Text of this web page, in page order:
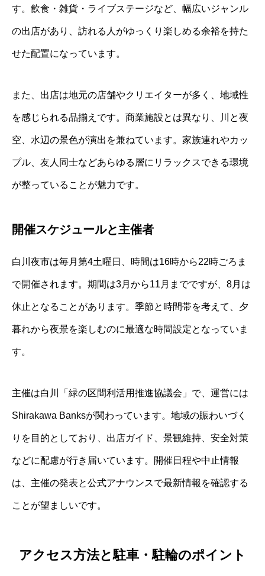
す。飲食・雑貨・ライブステージなど、幅広いジャンル
の出店があり、訪れる人がゆっくり楽しめる余裕を持た
せた配置になっています。
また、出店は地元の店舗やクリエイターが多く、地域性
を感じられる品揃えです。商業施設とは異なり、川と夜
空、水辺の景色が演出を兼ねています。家族連れやカッ
プル、友人同士などあらゆる層にリラックスできる環境
が整っていることが魅力です。
開催スケジュールと主催者
白川夜市は毎月第4土曜日、時間は16時から22時ごろま
で開催されます。期間は3月から11月までですが、8月は
休止となることがあります。季節と時間帯を考えて、夕
暮れから夜景を楽しむのに最適な時間設定となっていま
す。
主催は白川「緑の区間利活用推進協議会」で、運営には
Shirakawa Banksが関わっています。地域の賑わいづく
りを目的としており、出店ガイド、景観維持、安全対策
などに配慮が行き届いています。開催日程や中止情報
は、主催の発表と公式アナウンスで最新情報を確認する
ことが望ましいです。
アクセス方法と駐車・駐輪のポイント